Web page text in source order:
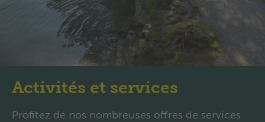
Activités et services
Profitez de nos nombreuses offres de services